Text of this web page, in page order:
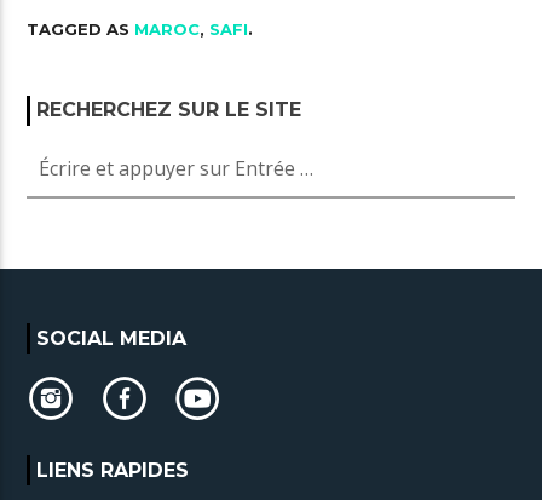
TAGGED AS MAROC, SAFI.
RECHERCHEZ SUR LE SITE
SOCIAL MEDIA
LIENS RAPIDES